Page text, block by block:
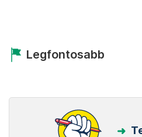
Legfontosabb